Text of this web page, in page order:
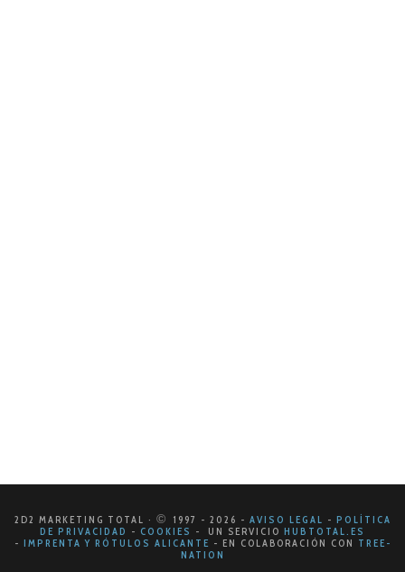
2D2 MARKETING TOTAL · © 1997 - 2026 - AVISO LEGAL - POLÍTICA
DE PRIVACIDAD - COOKIES - UN SERVICIO HUBTOTAL.ES
- IMPRENTA Y RÓTULOS ALICANTE - EN COLABORACIÓN CON TREE-
NATION